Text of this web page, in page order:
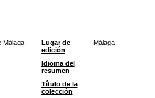
Málaga
Lugar de
edición
Málaga
Idioma del
resumen
Título de la
colección